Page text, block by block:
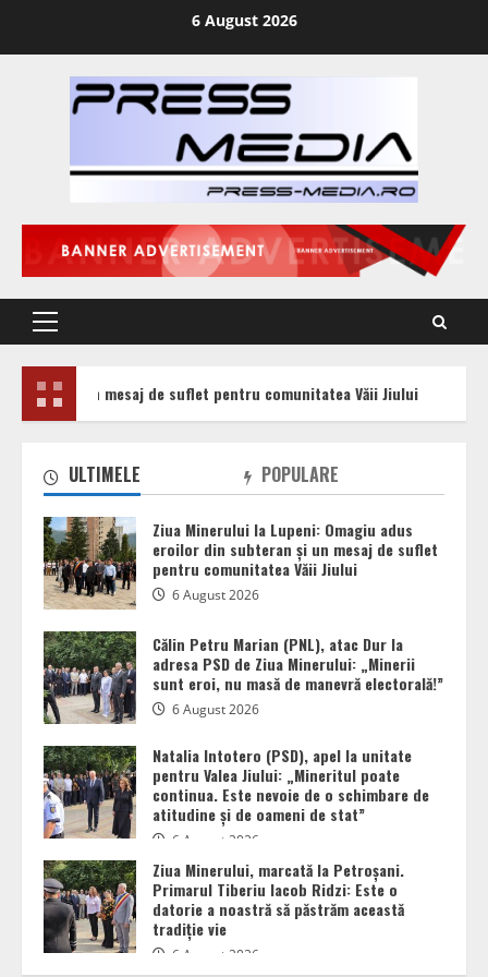
6 August 2026
Primary
suflet pentru comunitatea Văii Jiului Călin Petru Marian
2
Călin Petru Marian (PNL), atac Dur la
adresa PSD de Ziua Minerului: „Minerii
sunt eroi, nu masă de manevră electorală!”
6 August 2026
Natalia Intotero (PSD), apel la unitate
pentru Valea Jiului: „Mineritul poate
continua. Este nevoie de o schimbare de
ULTIMELE POPULARE
Ziua Minerului la Lupeni: Omagiu adus
eroilor din subteran și un mesaj de suflet
pentru comunitatea Văii Jiului
6 August 2026
Călin Petru Marian (PNL), atac Dur la
adresa PSD de Ziua Minerului: „Minerii
sunt eroi, nu masă de manevră electorală!”
6 August 2026
Natalia Intotero (PSD), apel la unitate
pentru Valea Jiului: „Mineritul poate
continua. Este nevoie de o schimbare de
atitudine și de oameni de stat”
6 August 2026
Ziua Minerului, marcată la Petroșani.
Primarul Tiberiu Iacob Ridzi: Este o
datorie a noastră să păstrăm această
tradiție vie
6 August 2026